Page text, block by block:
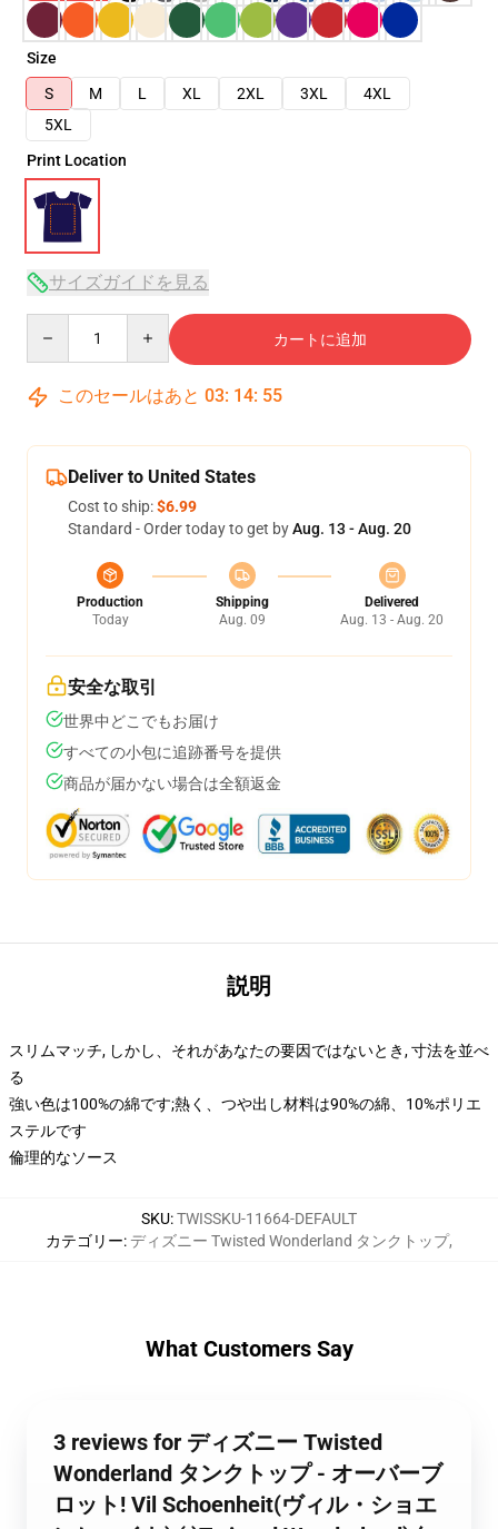
Size
S
M L XL 2XL 3XL
4XL
5XL
Print Location
サイズガイドを見る
カートに追加
このセールはあと 03: 14: 54
Deliver to United States
Cost to ship:$6.99
Standard - Order today to get byAug. 13 - Aug. 20
Production
Today
Shipping
Aug. 09
Delivered
Aug. 13 - Aug. 20
安全な取引
世界中どこでもお届け
すべての小包に追跡番号を提供
商品が届かない場合は全額返金
説明
スリムマッチ, しかし、それがあなたの要因ではないとき, 寸法を並べ
る
強い色は100%の綿です;熱く、つや出し材料は90%の綿、10%ポリエ
ステルです
倫理的なソース
SKU:TWISSKU-11664-DEFAULT
カテゴリー:ディズニー Twisted Wonderland タンクトップ,
What Customers Say
3 reviews for ディズニー Twisted
Wonderland タンクトップ - オーバーブ
ロット! Vil Schoenheit(ヴィル・ショエ